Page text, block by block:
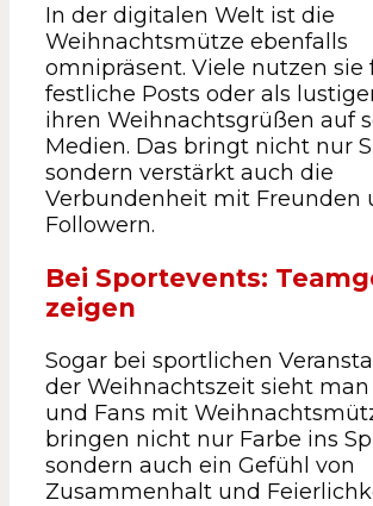
In der digitalen Welt ist die
Weihnachtsmütze ebenfalls
omnipräsent. Viele nutzen sie
festliche Posts oder als
ihren Weihnachtsgrüßen auf
Medien. Das bringt nicht nur
sondern verstärkt auch die
Verbundenheit mit Freunden
Followern.
Bei Sportevents:
zeigen
Sogar bei sportlichen
der Weihnachtszeit sieht
und Fans mit
bringen nicht nur Farbe ins
sondern auch ein Gefühl von
Zusammenhalt und